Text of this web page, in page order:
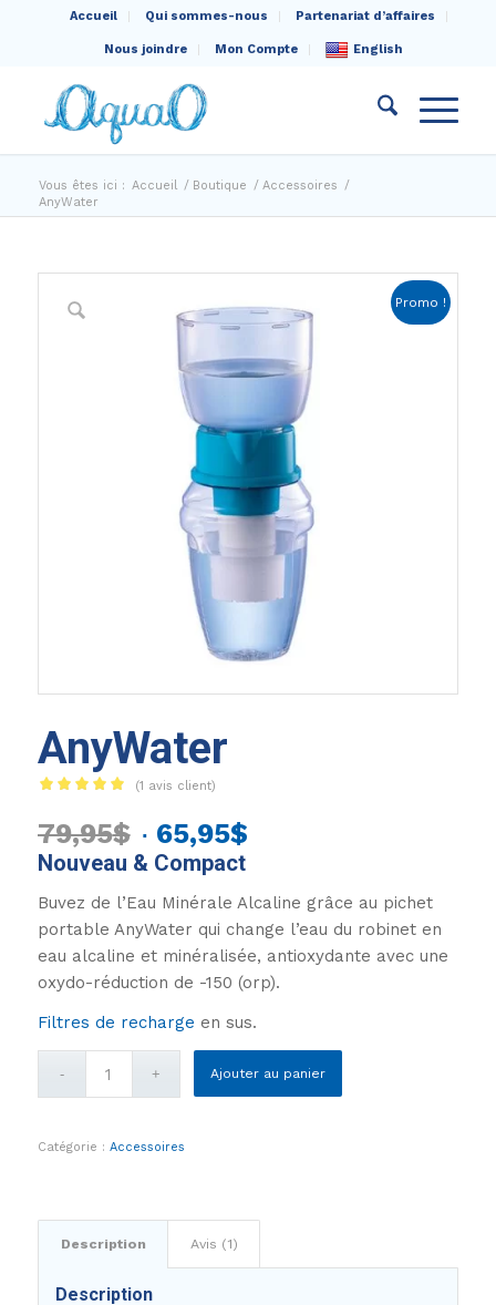
Accueil Qui sommes-nous Partenariat d’affaires
Nous joindre Mon Compte English
Vous êtes ici : Accueil / Boutique / Accessoires /
AnyWater
Promo !
AnyWater
sur 5 basé
sur
1
client
(1 avis client)
79,95$ Le
prix
initial
était :
79,95$.
65,95$Le
actuel
est :
65,95$.
Nouveau & Compact
Buvez de l’Eau Minérale Alcaline grâce au pichet
portable AnyWater qui change l’eau du robinet en
eau alcaline et minéralisée, antioxydante avec une
oxydo-réduction de -150 (orp).
Filtres de recharge en sus.
Ajouter au panier
Catégorie : Accessoires
Description Avis (1)
Description